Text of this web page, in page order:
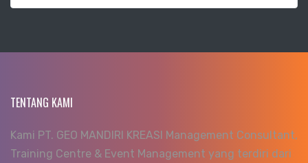
TENTANG KAMI
Kami PT. GEO MANDIRI KREASI Management Consultant,
Training Centre & Event Management yang terdiri dari